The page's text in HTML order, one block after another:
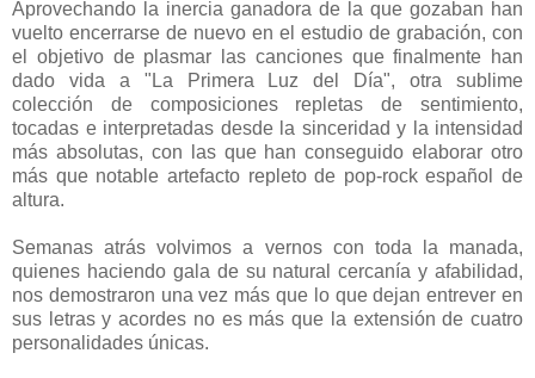
Aprovechando la inercia ganadora de la que gozaban han
vuelto encerrarse de nuevo en el estudio de grabación, con
el objetivo de plasmar las canciones que finalmente han
dado vida a "La Primera Luz del Día", otra sublime
colección de composiciones repletas de sentimiento,
tocadas e interpretadas desde la sinceridad y la intensidad
más absolutas, con las que han conseguido elaborar otro
más que notable artefacto repleto de pop-rock español de
altura.
Semanas atrás volvimos a vernos con toda la manada,
quienes haciendo gala de su natural cercanía y afabilidad,
nos demostraron una vez más que lo que dejan entrever en
sus letras y acordes no es más que la extensión de cuatro
personalidades únicas.